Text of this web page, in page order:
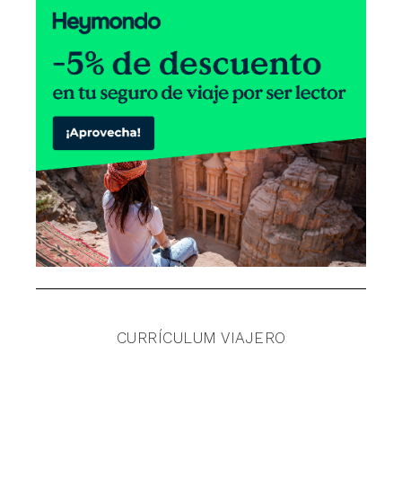
CURRÍCULUM VIAJERO